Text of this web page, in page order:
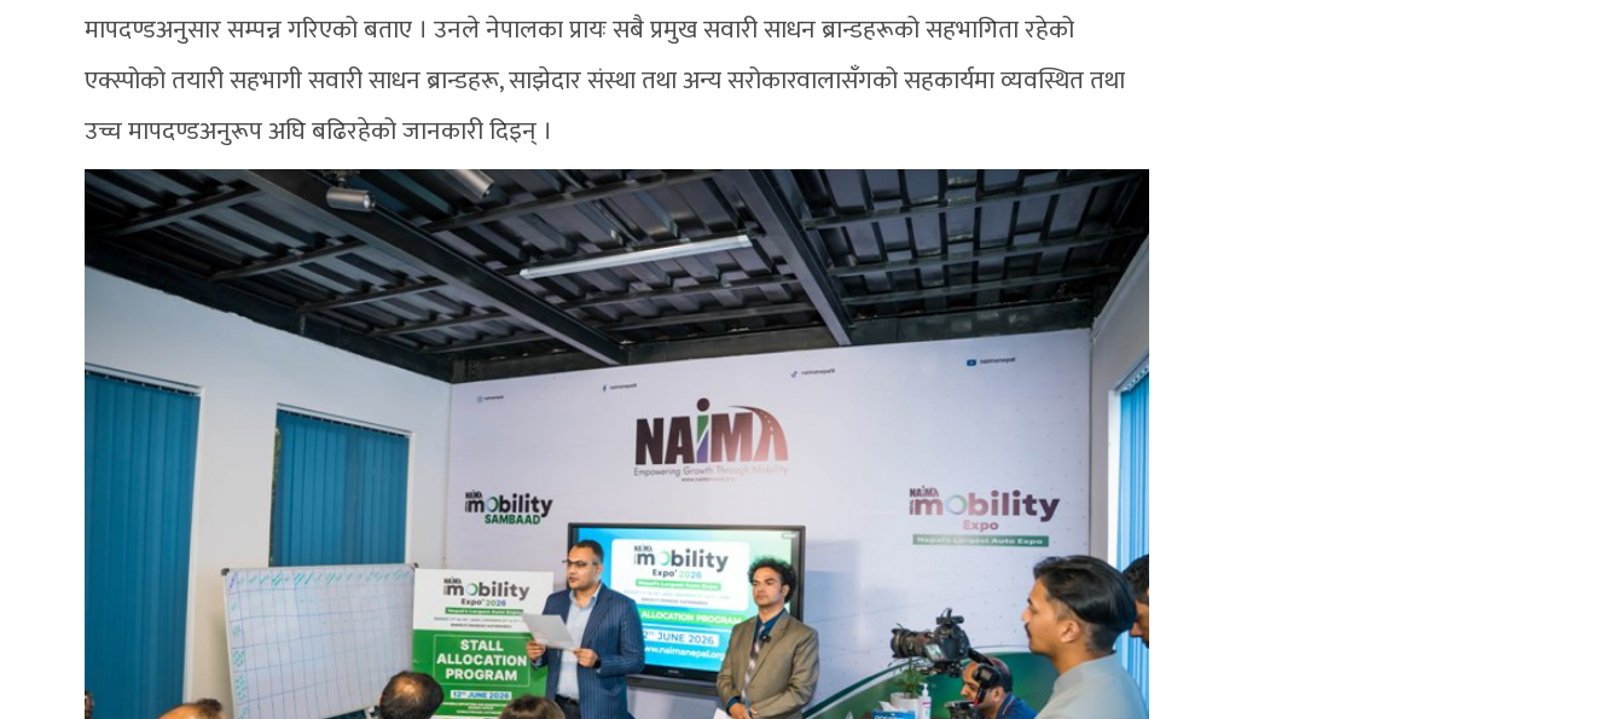
मापदण्डअनुसार सम्पन्न गरिएको बताए । उनले नेपालका प्रायः सबै प्रमुख सवारी साधन ब्रान्डहरूको सहभागिता रहेको
एक्स्पोको तयारी सहभागी सवारी साधन ब्रान्डहरू, साझेदार संस्था तथा अन्य सरोकारवालासँगको सहकार्यमा व्यवस्थित तथा
उच्च मापदण्डअनुरूप अघि बढिरहेको जानकारी दिइन् ।